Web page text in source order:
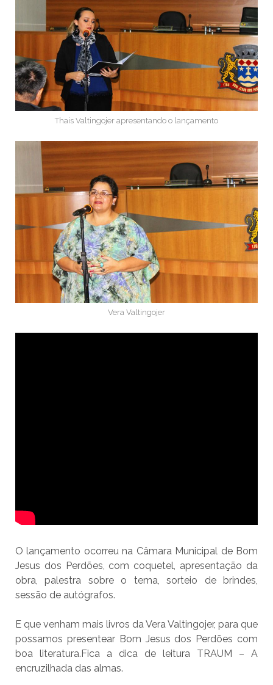
Thais Valtingojer apresentando o lançamento
Vera Valtingojer
O lançamento ocorreu na Câmara Municipal de Bom
Jesus dos Perdões, com coquetel, apresentação da
obra, palestra sobre o tema, sorteio de brindes,
sessão de autógrafos.
E que venham mais livros da Vera Valtingojer, para que
possamos presentear Bom Jesus dos Perdões com
boa literatura.Fica a dica de leitura TRAUM – A
encruzilhada das almas.